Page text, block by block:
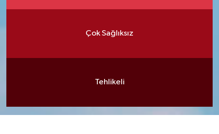
Çok Sağlıksız
Tehlikeli